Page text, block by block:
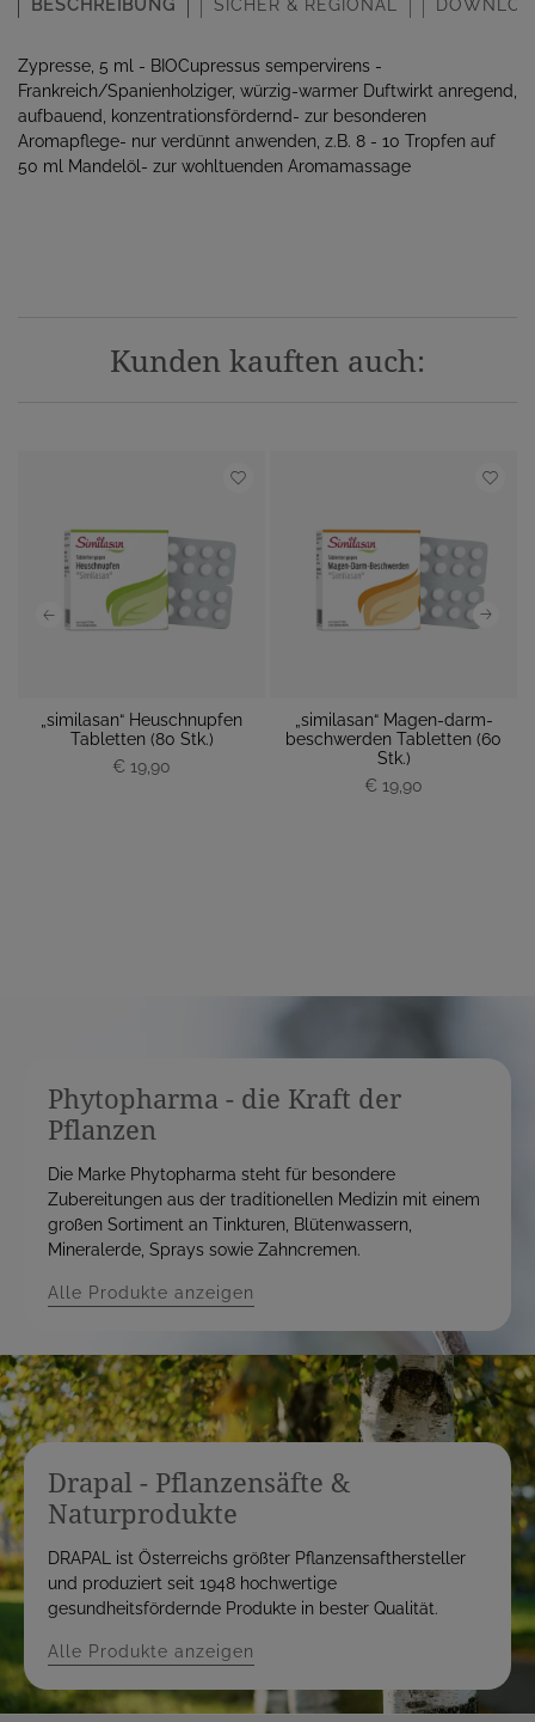
BESCHREIBUNG SICHER & REGIONAL
Zypresse, 5 ml - BIOCupressus sempervirens -
Frankreich/Spanienholziger, würzig-warmer Duftwirkt anregend,
aufbauend, konzentrationsfördernd- zur besonderen
Aromapflege- nur verdünnt anwenden, z.B. 8 - 10 Tropfen auf
50 ml Mandelöl- zur wohltuenden Aromamassage
Kunden kauften auch:
„similasan“ Heuschnupfen
Tabletten (80 Stk.)
€ 19,90
„similasan“ Magen-darm-
beschwerden Tabletten (60
Stk.)
€ 19,90
Phytopharma - die Kraft der
Pflanzen
Die Marke Phytopharma steht für besondere
Zubereitungen aus der traditionellen Medizin mit einem
großen Sortiment an Tinkturen, Blütenwassern,
Mineralerde, Sprays sowie Zahncremen.
Alle Produkte anzeigen
Drapal - Pflanzensäfte &
Naturprodukte
DRAPAL ist Österreichs größter Pflanzensafthersteller
und produziert seit 1948 hochwertige
gesundheitsfördernde Produkte in bester Qualität.
Alle Produkte anzeigen